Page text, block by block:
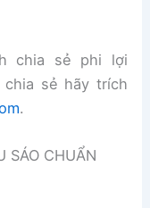
chia sẻ phi lợi
sẻ hãy trích
.
SÁO CHUẨN